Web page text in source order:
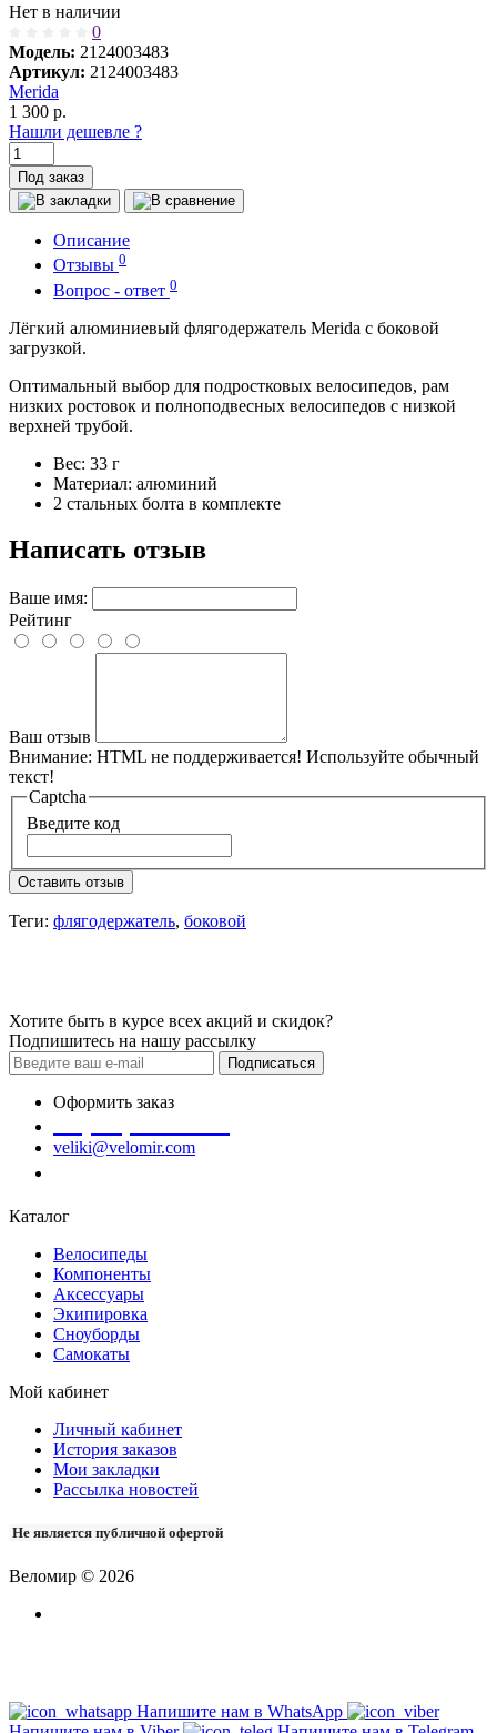
Нет в наличии
0
Модель: 2124003483
Артикул: 2124003483
Merida
1 300 р.
Нашли дешевле ?
Под заказ
Описание
Отзывы 0
Вопрос - ответ 0
Лёгкий алюминиевый флягодержатель Merida с боковой
загрузкой.
Оптимальный выбор для подростковых велосипедов, рам
низких ростовок и полноподвесных велосипедов с низкой
верхней трубой.
Вес: 33 г
Материал: алюминий
2 стальных болта в комплекте
Написать отзыв
Ваше имя:
Рейтинг
Ваш отзыв
Внимание: HTML не поддерживается! Используйте обычный
текст!
Captcha
Введите код
Оставить отзыв
Теги: флягодержатель, боковой
Хотите быть в курсе всех акций и скидок?
Подпишитесь на нашу рассылку
Подписаться
Оформить заказ
veliki@velomir.com
Каталог
Велосипеды
Компоненты
Аксессуары
Экипировка
Сноуборды
Самокаты
Мой кабинет
Личный кабинет
История заказов
Мои закладки
Рассылка новостей
Не является публичной офертой
Веломир © 2026
Напишите нам в WhatsApp